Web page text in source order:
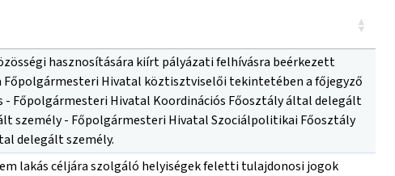
hasznosítására kiírt pályázati felhívásra beérkezett
Hivatal köztisztviselői tekintetében a főjegyző
Főpolgármesteri Hivatal Koordinációs Főosztály által delegált
személy - Főpolgármesteri Hivatal Szociálpolitikai Főosztály
delegált személy.
lakás céljára szolgáló helyiségek feletti tulajdonosi jogok